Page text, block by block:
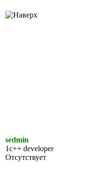
sedmin
1c++ developer
Отсутствует